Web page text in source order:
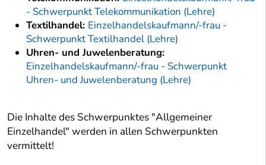
- Schwerpunkt Telekommunikation (Lehre)
Textilhandel: Einzelhandelskaufmann/-frau -
Schwerpunkt Textilhandel (Lehre)
Uhren- und Juwelenberatung:
Einzelhandelskaufmann/-frau - Schwerpunkt
Uhren- und Juwelenberatung (Lehre)
Die Inhalte des Schwerpunktes "Allgemeiner
Einzelhandel" werden in allen Schwerpunkten
vermittelt!